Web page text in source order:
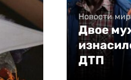
Новости
Двое
ДТП